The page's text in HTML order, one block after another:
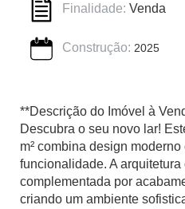
Finalidade: Venda
Construção: 2025
**Descrição do Imóvel à
Descubra o seu novo lar!
m² combina design
funcionalidade. A
complementada por
criando um ambiente